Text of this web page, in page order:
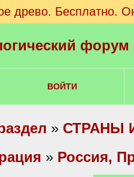
древо. Бесплатно.
ВОЙТИ
» СТРАНЫ
» Россия,